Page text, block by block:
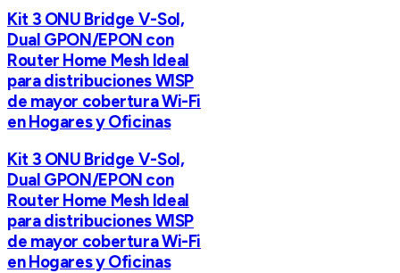
Kit 3 ONU Bridge V-Sol,
Dual GPON/EPON con
Router Home Mesh Ideal
para distribuciones WISP
de mayor cobertura Wi-Fi
en Hogares y Oficinas
Kit 3 ONU Bridge V-Sol,
Dual GPON/EPON con
Router Home Mesh Ideal
para distribuciones WISP
de mayor cobertura Wi-Fi
en Hogares y Oficinas